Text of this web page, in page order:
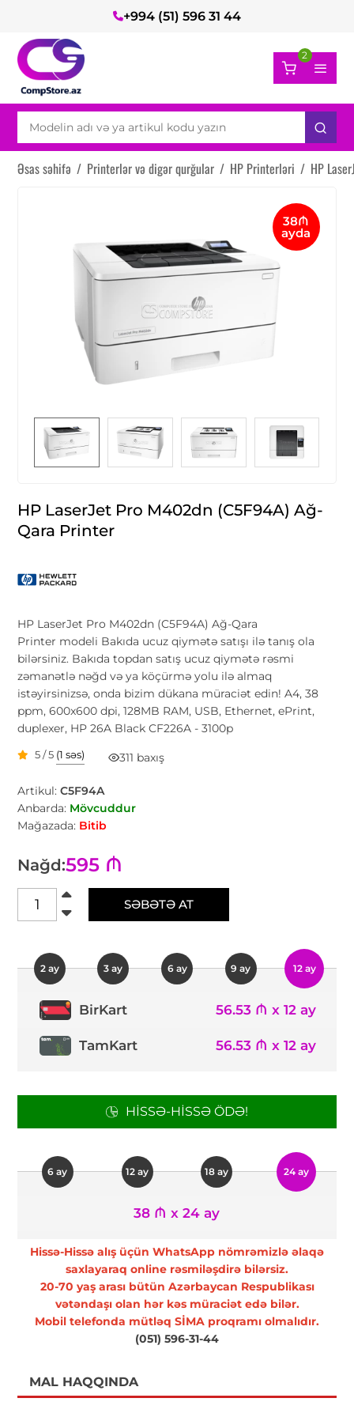
+994 (51) 596 31 44
2
Əsas səhifə / Printerlər və digər qurğular / HP Printerləri / HP
38₼
ayda
HP LaserJet Pro M402dn (C5F94A) Ağ-
Qara Printer
HP LaserJet Pro M402dn (C5F94A) Ağ-Qara
Printer modeli Bakıda ucuz qiymətə satışı ilə tanış ola
bilərsiniz. Bakıda topdan satış ucuz qiymətə rəsmi
zəmanətlə nəğd və ya köçürmə yolu ilə almaq
istəyirsinizsə, onda bizim dükana müraciət edin! A4, 38
ppm, 600x600 dpi, 128MB RAM, USB, Ethernet, ePrint,
duplexer, HP 26A Black CF226A - 3100p
5 / 5 (1 səs) 311 baxış
Artikul:C5F94A
Anbarda: Mövcuddur
Mağazada: Bitib
Nağd:595 ₼
SƏBƏTƏ AT
2 ay 3 ay 6 ay 9 ay 12 ay
BirKart 56.53 ₼ x 12 ay
TamKart 56.53 ₼ x 12 ay
HISSƏ-HISSƏ ÖDƏ!
6 ay 12 ay 18 ay 24 ay
38 ₼ x 24 ay
Hissə-Hissə alış üçün WhatsApp nömrəmizlə əlaqə
saxlayaraq online rəsmiləşdirə bilərsiz.
20-70 yaş arası bütün Azərbaycan Respublikası
vətəndaşı olan hər kəs müraciət edə bilər.
Mobil telefonda mütləq SİMA proqramı olmalıdır.
(051) 596-31-44
MAL HAQQINDA